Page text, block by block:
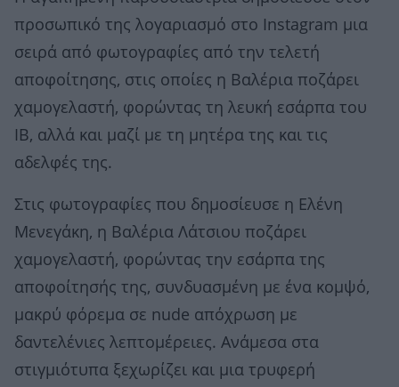
προσωπικό της λογαριασμό στο Instagram μια
σειρά από φωτογραφίες από την τελετή
αποφοίτησης, στις οποίες η Βαλέρια ποζάρει
χαμογελαστή, φορώντας τη λευκή εσάρπα του
IB, αλλά και μαζί με τη μητέρα της και τις
αδελφές της.
Στις φωτογραφίες που δημοσίευσε η Ελένη
Μενεγάκη, η Βαλέρια Λάτσιου ποζάρει
χαμογελαστή, φορώντας την εσάρπα της
αποφοίτησής της, συνδυασμένη με ένα κομψό,
μακρύ φόρεμα σε nude απόχρωση με
δαντελένιες λεπτομέρειες. Ανάμεσα στα
στιγμιότυπα ξεχωρίζει και μια τρυφερή